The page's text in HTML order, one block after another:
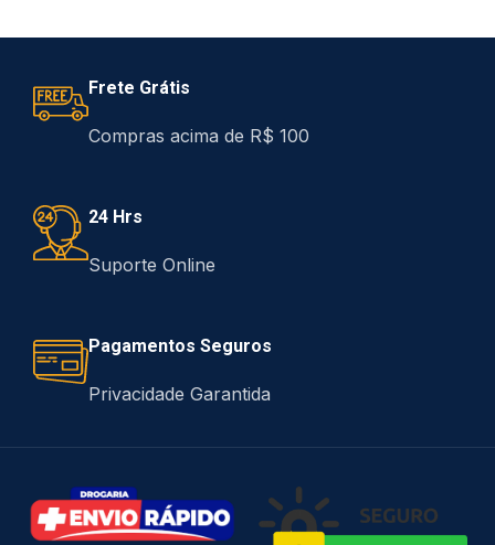
Frete Grátis
Compras acima de R$ 100
24 Hrs
Suporte Online
Pagamentos Seguros
Privacidade Garantida